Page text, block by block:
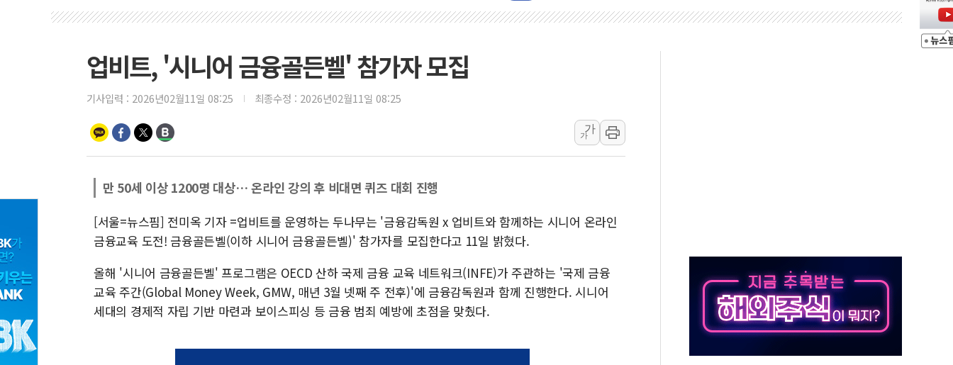
연일 폭염에 온열질환 사망 23명…정부, 비상대응기구 가동
인제 용대리 계곡서 수위 상승으로 피서객 7명 고립…전원 구조
청양 밭에서 일하던 90대 숨져…온열질환 여부 조사
폭염에 車 운전면허 기능시험 오전 집중 편성…체감온도 38도 넘으면 중단
李대통령, 'ISA·주가누르기 방지법' 전면 재검토 지시
오세훈 "용산공원 주택 검토, 민주당 스스로 원칙 뒤집는 것"
10월 보완수사권 폐지·공소청 출범…피해자들 '범죄 사각지대' 우려
한상협, 업계 개인정보 보안 새판 짠다…'자율규제단체' 타진
민주당, 오늘 제주·인천 경선 발표...김민석 '재역전' vs 정청래 '격차 확대'
뉴욕증시, 고용 쇼크에 금리 인상 우려 후퇴…S&P500 최고치
업비트, '시니어 금융골든벨' 참가자 모집
기사입력 : 2026년02월11일 08:25 최종수정 : 2026년02월11일 08:25
가
가
만 50세 이상 1200명 대상… 온라인 강의 후 비대면 퀴즈 대회 진행
[서울=뉴스핌] 전미옥 기자 =업비트를 운영하는 두나무는 '금융감독원 x 업비트와 함께하는 시니어 온라인
금융교육 도전! 금융골든벨(이하 시니어 금융골든벨)' 참가자를 모집한다고 11일 밝혔다.
올해 '시니어 금융골든벨' 프로그램은 OECD 산하 국제 금융 교육 네트워크(INFE)가 주관하는 '국제 금융
교육 주간(Global Money Week, GMW, 매년 3월 넷째 주 전후)'에 금융감독원과 함께 진행한다. 시니어
세대의 경제적 자립 기반 마련과 보이스피싱 등 금융 범죄 예방에 초점을 맞췄다.